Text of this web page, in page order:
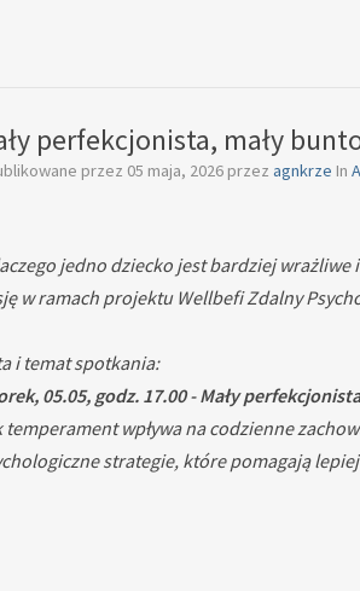
perfekcjonista, mały
przez 05 maja, 2026 przez agnkrze In
jedno dziecko jest bardziej
w ramach projektu Wellbefi Zdalny
i temat spotkania:
05.05, godz. 17.00 - Mały
temperament wpływa na codzienne
strategie, które pomagają